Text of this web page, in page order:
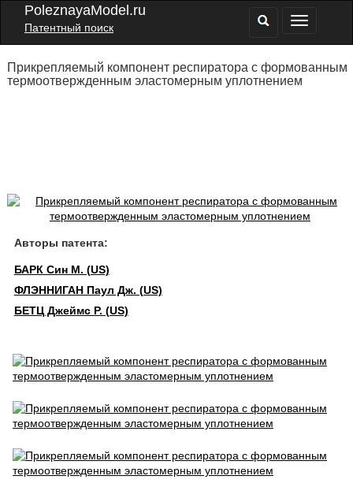
PoleznayaModel.ru
Патентный поиск
Прикрепляемый компонент респиратора с формованным
термоотвержденным эластомерным уплотнением
Авторы патента:
БАРК Син М. (US)
ФЛЭННИГАН Паул Дж. (US)
БЕТЦ Джеймс Р. (US)